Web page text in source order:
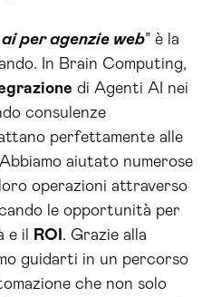
per agenzie web” è la
In Brain Computing,
di Agenti AI nei
consulenze
perfettamente alle
aiutato numerose
operazioni attraverso
le opportunità per
e il
ROI . Grazie alla
guidarti in un percorso
che non solo